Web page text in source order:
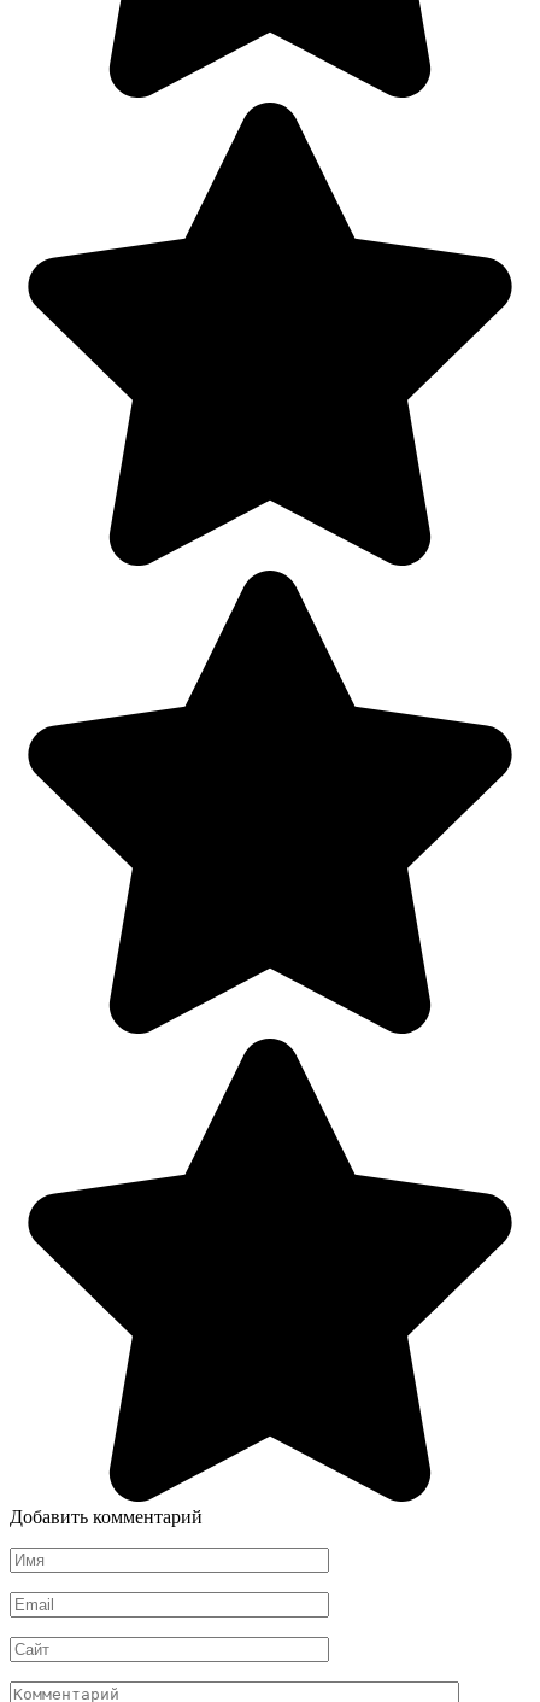
Добавить комментарий
Имя
*
Email
*
Сайт
Комментарий